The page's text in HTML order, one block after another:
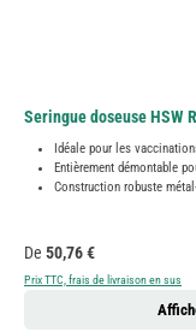
Seringue doseuse HSW
Idéale pour les
Entièrement démontable
Construction robuste
Prix régulier :
De 50,76 €
Prix TTC, frais de livraison en sus